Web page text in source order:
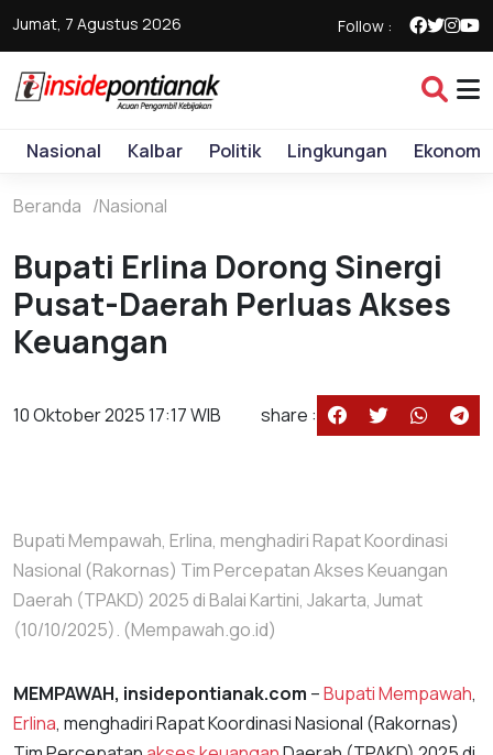
Jumat, 7 Agustus 2026 Follow :
Nasional Kalbar Politik Lingkungan Ekonomi
Beranda Nasional
Bupati Erlina Dorong Sinergi
Pusat-Daerah Perluas Akses
Keuangan
10 Oktober 2025 17:17 WIB share :
Bupati Mempawah, Erlina, menghadiri Rapat Koordinasi
Nasional (Rakornas) Tim Percepatan Akses Keuangan
Daerah (TPAKD) 2025 di Balai Kartini, Jakarta, Jumat
(10/10/2025). (Mempawah.go.id)
MEMPAWAH, insidepontianak.com –Bupati Mempawah,
Erlina, menghadiri Rapat Koordinasi Nasional (Rakornas)